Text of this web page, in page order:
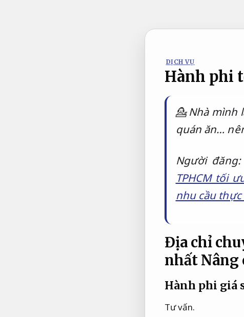
DỊCH VỤ
Hành phi
💁 Nhà mình
quán ăn…
Người đăng:
TPHCM tối
nhu cầu thực
Địa chỉ
nhất Nâng
Hành phi giá
Tư vấn.